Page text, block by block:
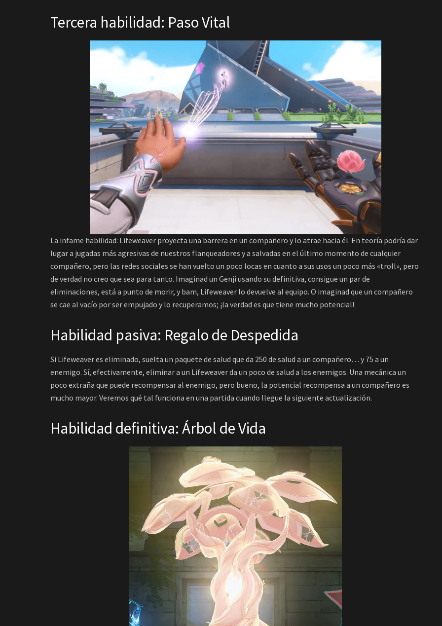
Tercera habilidad: Paso Vital
La infame habilidad: Lifeweaver proyecta una barrera en un compañero y lo atrae hacia él. En teoría podría dar
lugar a jugadas más agresivas de nuestros flanqueadores y a salvadas en el último momento de cualquier
compañero, pero las redes sociales se han vuelto un poco locas en cuanto a sus usos un poco más «troll», pero
de verdad no creo que sea para tanto. Imaginad un Genji usando su definitiva, consigue un par de
eliminaciones, está a punto de morir, y bam, Lifeweaver lo devuelve al equipo. O imaginad que un compañero
se cae al vacío por ser empujado y lo recuperamos; ¡la verdad es que tiene mucho potencial!
Habilidad pasiva: Regalo de Despedida
Si Lifeweaver es eliminado, suelta un paquete de salud que da 250 de salud a un compañero… y 75 a un
enemigo. Sí, efectivamente, eliminar a un Lifeweaver da un poco de salud a los enemigos. Una mecánica un
poco extraña que puede recompensar al enemigo, pero bueno, la potencial recompensa a un compañero es
mucho mayor. Veremos qué tal funciona en una partida cuando llegue la siguiente actualización.
Habilidad definitiva: Árbol de Vida